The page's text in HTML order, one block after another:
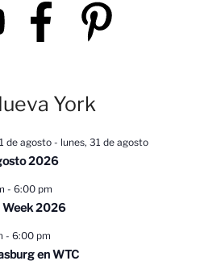
York
de agosto- lunes, 31 de agosto
2026
- 6:00 pm
Week 2026
- 6:00 pm
en WTC